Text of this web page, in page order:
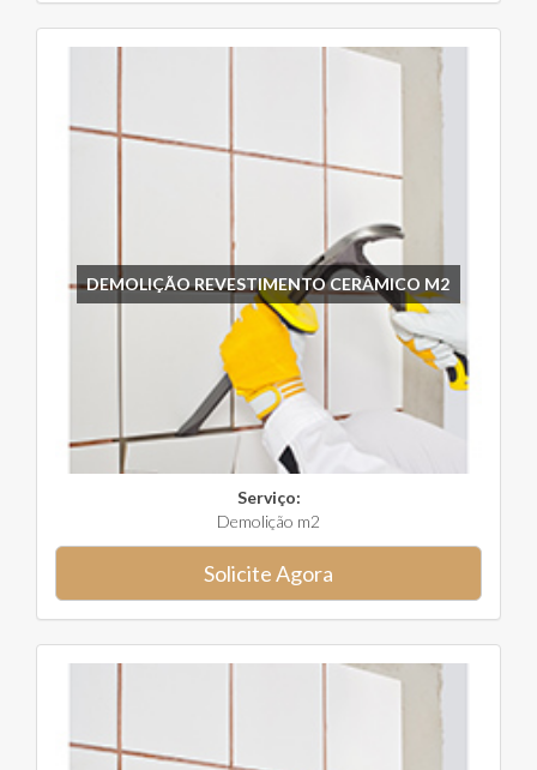
DEMOLIÇÃO REVESTIMENTO CERÂMICO M2
Serviço:
Demolição m2
Solicite Agora